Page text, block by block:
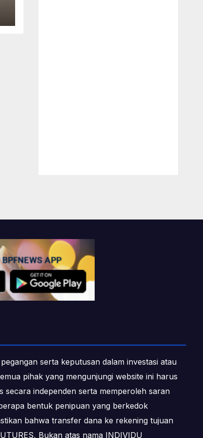
serta keputusan dalam investasi atau
pihak yang mengunjungi website ini harus
secara independen serta memperoleh saran
bentuk penipuan yang berkedok
bahwa transfer dana ke rekening tujuan
Bukan atas nama INDIVIDU